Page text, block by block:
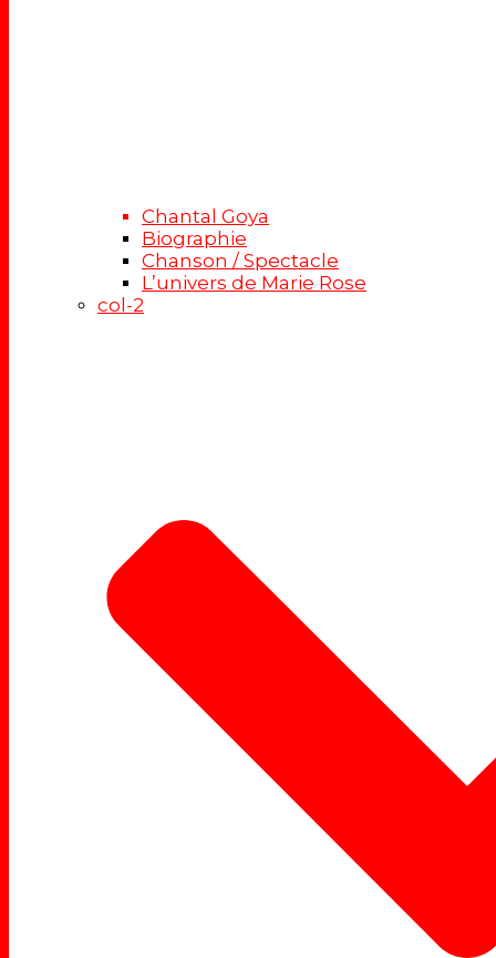
Chantal Goya
Biographie
Chanson / Spectacle
L’univers de Marie Rose
col-2